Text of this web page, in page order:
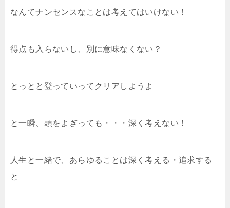
なんてナンセンスなことは考えてはいけない！
得点も入らないし、別に意味なくない？
とっとと登っていってクリアしようよ
と一瞬、頭をよぎっても・・・深く考えない！
人生と一緒で、あらゆることは深く考える・追求する
と